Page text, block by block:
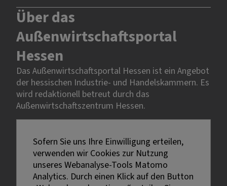
Über das
Außenwirtschaftsportal
Hessen
Das Außenwirtschaftsportal Hessen ist ein Angebot
der hessischen Industrie- und Handelskammern. Es
wird redaktionell betreut durch das
Außenwirtschaftszentrum Hessen.
Impressum
Datenschutz
Erklärung zur Barrierefreiheit
Sofern Sie uns Ihre Einwilligung erteilen,
verwenden wir Cookies zur Nutzung
unseres Webanalyse-Tools Matomo
Analytics. Durch einen Klick auf den Button